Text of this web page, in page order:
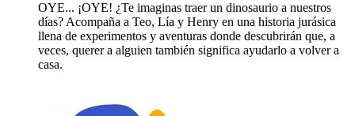
OYE... ¡OYE! ¿Te imaginas traer un dinosaurio a nuestros
días? Acompaña a Teo, Lía y Henry en una historia jurásica
llena de experimentos y aventuras donde descubrirán que, a
veces, querer a alguien también significa ayudarlo a volver a
casa.